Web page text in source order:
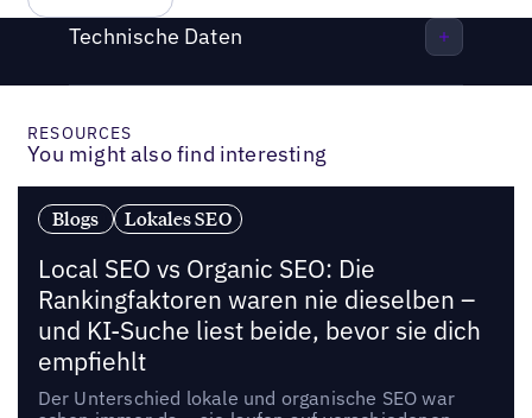
Technische Daten
RESOURCES
You might also find interesting
Blogs Lokales SEO
Local SEO vs Organic SEO: Die
Rankingfaktoren waren nie dieselben –
und KI-Suche liest beide, bevor sie dich
empfiehlt
Der Unterschied lokale und organische SEO war